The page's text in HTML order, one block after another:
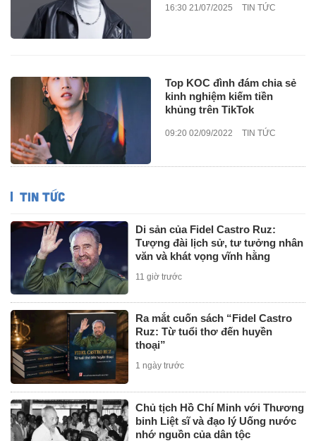
16:30 21/07/2025 TIN TỨC
Top KOC đình đám chia sẻ
kinh nghiệm kiếm tiền
khủng trên TikTok
09:20 02/09/2022 TIN TỨC
TIN TỨC
Di sản của Fidel Castro Ruz:
Tượng đài lịch sử, tư tưởng nhân
văn và khát vọng vĩnh hằng
11 giờ trước
Ra mắt cuốn sách “Fidel Castro
Ruz: Từ tuổi thơ đến huyền
thoại”
1 ngày trước
Chủ tịch Hồ Chí Minh với Thương
binh Liệt sĩ và đạo lý Uống nước
nhớ nguồn của dân tộc